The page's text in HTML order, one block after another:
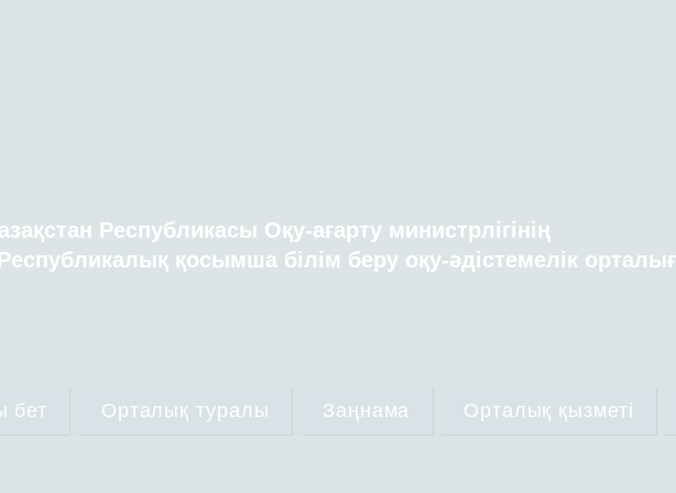
Республикасы Оқу-ағарту министрлігінің
қосымша білім беру оқу-әдістемелік
бет Орталық туралы Заңнама Орталық қызметі